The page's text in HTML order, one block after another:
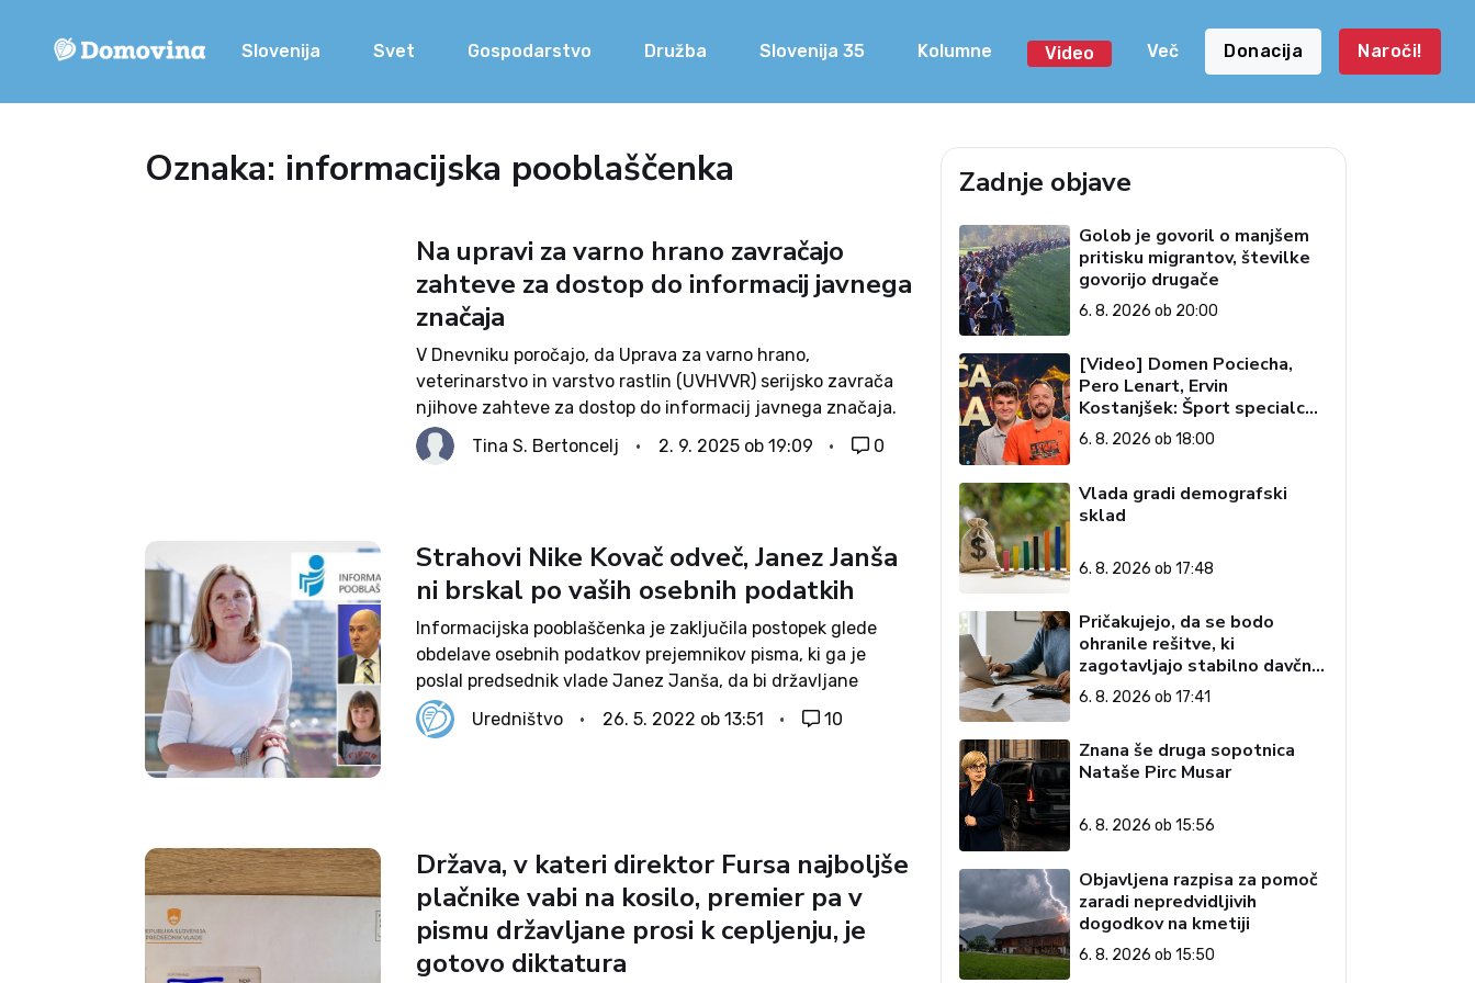
Slovenija Svet Gospodarstvo Družba Slovenija 35 Kolumne Video Več Donacija Naroči!
Oznaka: informacijska pooblaščenka
Na upravi za varno hrano zavračajo
zahteve za dostop do informacij javnega
značaja
V Dnevniku poročajo, da Uprava za varno hrano,
veterinarstvo in varstvo rastlin (UVHVVR) serijsko zavrača
njihove zahteve za dostop do informacij javnega značaja.
Po besedah omenjenega medija uprava z za lase
privlečenimi argumenti nedopustno posega v pravico
Tina S. Bertoncelj 2. 9. 2025 ob 19:09 0
Strahovi Nike Kovač odveč, Janez Janša
ni brskal po vaših osebnih podatkih
Informacijska pooblaščenka je zaključila postopek glede
obdelave osebnih podatkov prejemnikov pisma, ki ga je
poslal predsednik vlade Janez Janša, da bi državljane
nagovoril k cepljenju. Glavni očitek Inštituta 8. marec in še
nekaterih drugih prijaviteljev je bil, da naj bi...
Uredništvo 26. 5. 2022 ob 13:51 10
Država, v kateri direktor Fursa najboljše
plačnike vabi na kosilo, premier pa v
pismu državljane prosi k cepljenju, je
gotovo diktatura
Zadnje objave
Golob je govoril o manjšem
pritisku migrantov, številke
govorijo drugače
6. 8. 2026 ob 20:00
[Video] Domen Pociecha,
Pero Lenart, Ervin
Kostanjšek: Šport specialcev
(Vroča tema, 6. 8. 2026)
6. 8. 2026 ob 18:00
Vlada gradi demografski
sklad
6. 8. 2026 ob 17:48
Pričakujejo, da se bodo
ohranile rešitve, ki
zagotavljajo stabilno davčno
okolje
6. 8. 2026 ob 17:41
Znana še druga sopotnica
Nataše Pirc Musar
6. 8. 2026 ob 15:56
Objavljena razpisa za pomoč
zaradi nepredvidljivih
dogodkov na kmetiji
6. 8. 2026 ob 15:50